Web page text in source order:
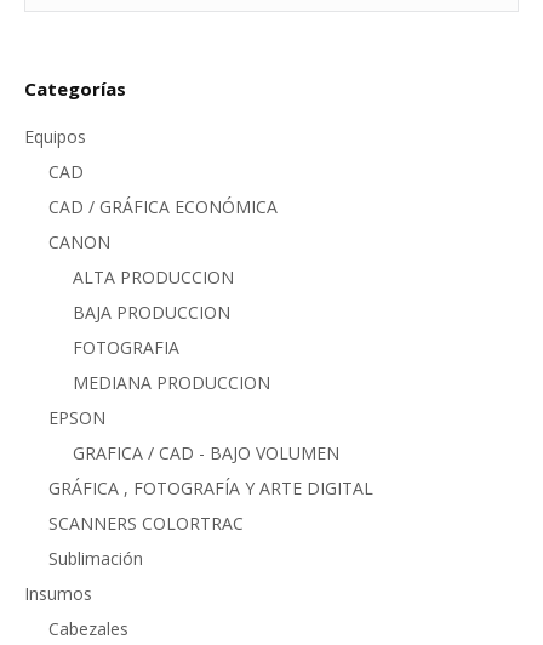
Categorías
Equipos
CAD
CAD / GRÁFICA ECONÓMICA
CANON
ALTA PRODUCCION
BAJA PRODUCCION
FOTOGRAFIA
MEDIANA PRODUCCION
EPSON
GRAFICA / CAD - BAJO VOLUMEN
GRÁFICA , FOTOGRAFÍA Y ARTE DIGITAL
SCANNERS COLORTRAC
Sublimación
Insumos
Cabezales